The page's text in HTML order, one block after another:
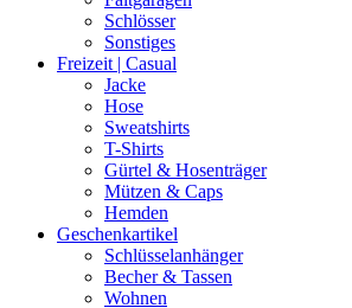
Schlösser
Sonstiges
Freizeit | Casual
Jacke
Hose
Sweatshirts
T-Shirts
Gürtel & Hosenträger
Mützen & Caps
Hemden
Geschenkartikel
Schlüsselanhänger
Becher & Tassen
Wohnen